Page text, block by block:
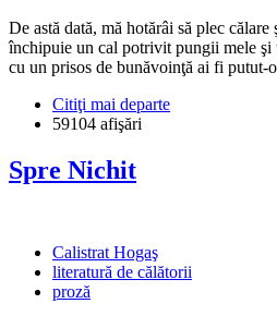
De astă dată, mă hotărâi să plec
închipuie un cal potrivit pungii mele şi
cu un prisos de bunăvoinţă ai fi putut-
Citiţi mai departe
59104 afişări
Spre Nichit
Calistrat Hogaş
literatură de călătorii
proză